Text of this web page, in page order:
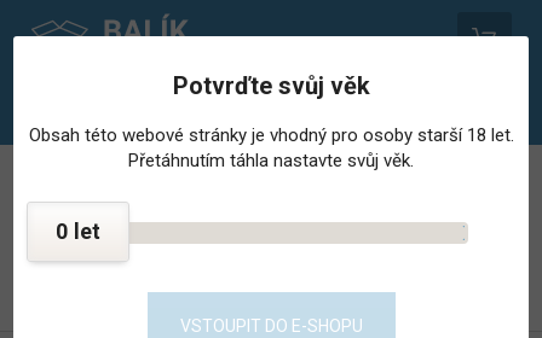
PROVOZOVNA STŘEDISKA HOSPODÁŘSKÉ ČINNNOSTI
KONTAKT
Potvrďte svůj věk
Obsah této webové stránky je vhodný pro osoby starší 18 let.
Přetáhnutím táhla nastavte svůj věk.
0
VSTOUPIT DO E-SHOPU